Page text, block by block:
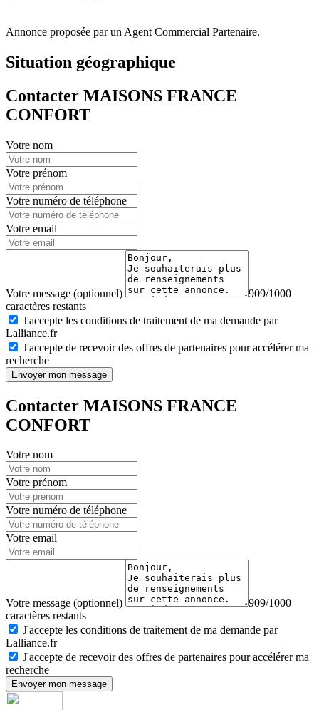
Annonce proposée par un Agent Commercial Partenaire.
Situation géographique
Contacter MAISONS FRANCE
CONFORT
Votre nom
Votre prénom
Votre numéro de téléphone
Votre email
Votre message (optionnel)
909/1000
caractères restants
J'accepte les conditions de traitement de ma demande par
Lalliance.fr
J'accepte de recevoir des offres de partenaires pour accélérer ma
recherche
Envoyer mon message
Contacter MAISONS FRANCE
CONFORT
Votre nom
Votre prénom
Votre numéro de téléphone
Votre email
Votre message (optionnel)
909/1000
caractères restants
J'accepte les conditions de traitement de ma demande par
Lalliance.fr
J'accepte de recevoir des offres de partenaires pour accélérer ma
recherche
Envoyer mon message